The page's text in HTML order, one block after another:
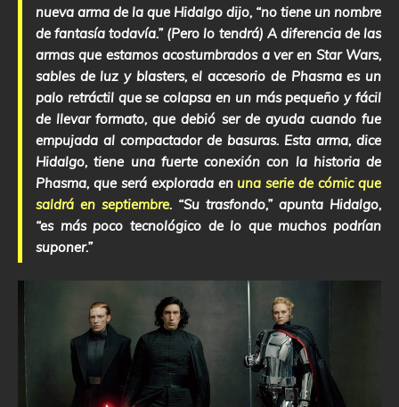
nueva arma de la que Hidalgo dijo, “no tiene un nombre
de fantasía todavía.” (Pero lo tendrá) A diferencia de las
armas que estamos acostumbrados a ver en Star Wars,
sables de luz y blasters, el accesorio de Phasma es un
palo retráctil que se colapsa en un más pequeño y fácil
de llevar formato, que debió ser de ayuda cuando fue
empujada al compactador de basuras. Esta arma, dice
Hidalgo, tiene una fuerte conexión con la historia de
Phasma, que será explorada en una serie de cómic que
saldrá en septiembre. “Su trasfondo,” apunta Hidalgo,
“es más poco tecnológico de lo que muchos podrían
suponer.”